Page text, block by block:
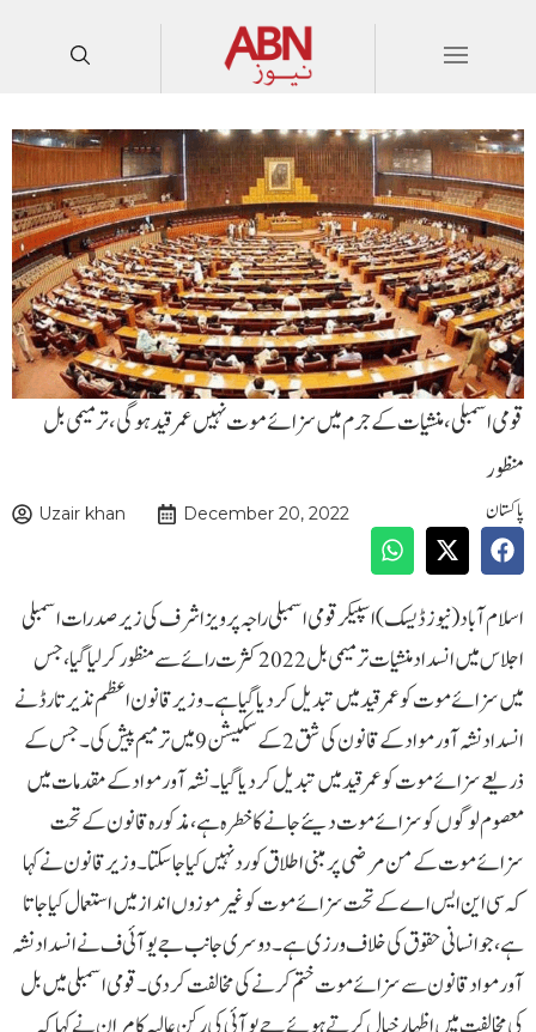
قومی اسمبلی ،منشیات کے جرم میں سزائے موت نہیں عمر قید ہوگی، ترمیمی بل
منظور
پاکستان Uzair khan December 20, 2022
اسلام آباد(نیوز ڈیسک )اسپیکر قومی اسمبلی راجہ پرویز اشرف کی زیر صدرات اسمبلی
اجلاس میں انسداد منشیات ترمیمی بل 2022 کثرت رائے سے منظور کرلیا گیا، جس
میں سزائے موت کو عمر قید میں تبدیل کردیا گیا ہے۔ وزیر قانون اعظم نذیر تارڈ نے
انسداد نشہ آور مواد کے قانون کی شق 2 کے سکیشن 9 میں ترمیم پیش کی۔ جس کے
ذریعے سزائے موت کو عمر قید میں تبدیل کر دیا گیا۔نشہ آور موا د کے مقدمات میں
معصوم لوگوں کو سزائے موت دیئے جانے کا خطرہ ہے، مذکورہ قانون کے تحت
سزائے موت کے من مرضی پر مبنی اطلاق کو رد نہیں کیا جاسکتا۔وزیر قانون نے کہا
کہ سی این ایس اے کے تحت سزائے موت کو غیر موزوں انداز میں استعمال کیا جاتا
ہے ، جو انسانی حقوق کی خلاف ورزی ہے۔دوسری جانب جے یو آئی ف نے انسداد نشہ
آور مواد قانون سے سزائے موت ختم کرنے کی مخالفت کر دی۔ قومی اسمبلی میں بل